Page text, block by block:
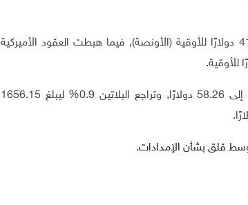
وانخفض الذهب في المعاملات الفورية 0.2% إلى 4196.96 دولارًا للأوقية (الأونصة), فيما هبطت العقود الأميركية
.
وبالنسبة للمعادن النفيسة الأخرى، انخفضت الفضة 0.4% إلى 58.26 دولارًا, وتراجع البلاتين 0.9% ليبلغ 1656.15
.
قلق بشأن الإمدادات.